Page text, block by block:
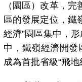
（園區）改革，
區的發展定位，鐵
經濟”園區集中，
中，鐵嶺經濟開發
成為首批省級“飛地